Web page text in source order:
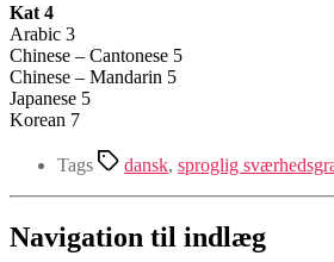
Kat 4
Arabic 3
Chinese – Cantonese 5
Chinese – Mandarin 5
Japanese 5
Korean 7
Tags dansk, sproglig
Navigation til indlæg